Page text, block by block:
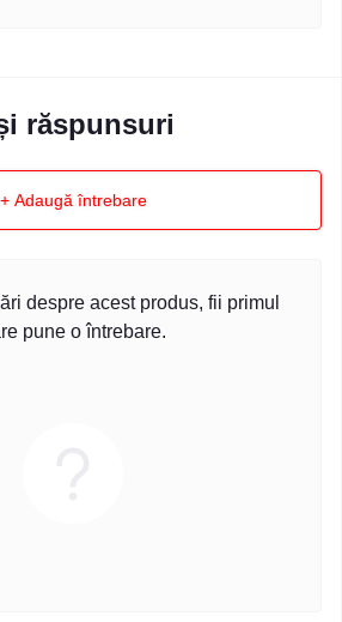
răspunsuri
+ Adaugă întrebare
despre acest produs, fii primul
pune o întrebare.